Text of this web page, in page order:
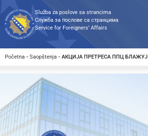
Služba za poslove sa strancima
Служба за послове са странцима
Service for Foreigners’ Affairs
Početna - Saopštenja - АКЦИЈА ПРЕТРЕСА ППЦ БЛАЖУЈ